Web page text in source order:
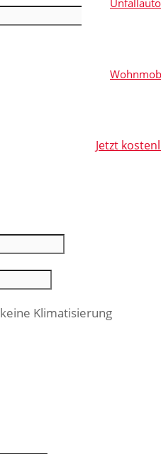
Jetzt
keine Klimatisierung